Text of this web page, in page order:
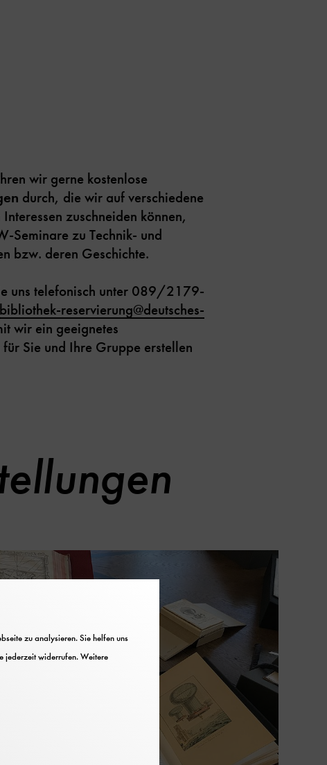
wir gerne kostenlose
durch, die wir auf verschiedene
zuschneiden können,
Seminare zu Technik- und
bzw. deren Geschichte.
uns telefonisch unter 089/2179-
bibliothek-reservierung@deutsches-
wir ein geeignetes
Sie und Ihre Gruppe erstellen
zu analysieren. Sie helfen uns
jederzeit widerrufen. Weitere